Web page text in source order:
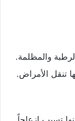
والمظلمة.
تنقل الأمراض.